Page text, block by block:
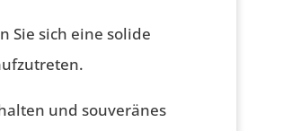
Sie sich eine solide
und souveränes